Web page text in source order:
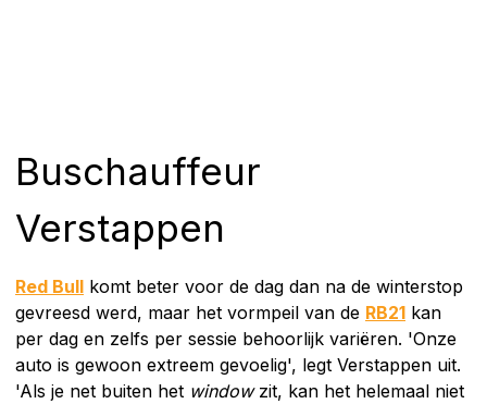
Buschauffeur
Verstappen
Red Bull komt beter voor de dag dan na de winterstop
gevreesd werd, maar het vormpeil van de RB21 kan
per dag en zelfs per sessie behoorlijk variëren. 'Onze
auto is gewoon extreem gevoelig', legt Verstappen uit.
'Als je net buiten het window zit, kan het helemaal niet